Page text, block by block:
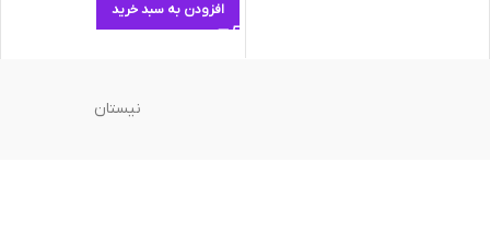
افزودن به سبد خرید
نیستان